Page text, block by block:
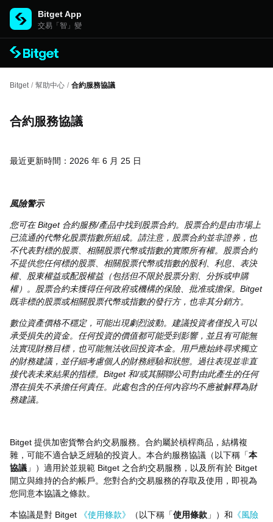
Bitget App
交易「智」變
Bitget / 幫助中心 / 合約服務協議
合約服務協議
最近更新時間：2026 年 6 月 25 日
風險警示
您可在 Bitget 合約服務/產品中找到股票合約。股票合約是由市場上
已流通的代幣化股票指數所組成。請注意，股票合約並非證券，也
不代表對標的股票、相關股票代幣或指數的實際所有權。股票合約
不提供您任何標的股票、相關股票代幣或指數的股利、利息、表決
權、股東權益或配股權益（包括但不限於股票分割、分拆或申購
權）。股票合約未獲得任何政府或機構的保險、批准或擔保。Bitget
既非標的股票或相關股票代幣或指數的發行方，也非其分銷方。
數位資產價格不穩定，可能出現劇烈波動。建議投資者僅投入可以
承受損失的資金。任何投資的價值都可能受到影響，並且有可能無
法實現財務目標，也可能無法收回投資本金。用戶應始終尋求獨立
的財務建議，並仔細考慮個人的財務經驗和狀態。過往表現並非直
接代表未來結果的指標。Bitget 和/或其關聯公司對由此產生的任何
潛在損失不承擔任何責任。此處包含的任何內容均不應被解釋為財
務建議。
Bitget 提供加密貨幣合約交易服務。合約屬於槓桿商品，結構複
雜，可能不適合缺乏經驗的投資人。本合約服務協議（以下稱「本
協議 」）適用於並規範 Bitget 之合約交易服務，以及所有於 Bitget
開立與維持的合約帳戶。您對合約交易服務的存取及使用，即視為
您同意本協議之條款。
本協議是對 Bitget 《使用條款》 （以下稱「使用條款 」）和 《風險